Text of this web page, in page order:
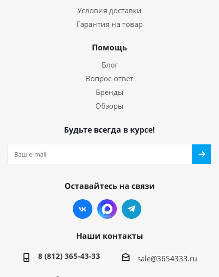
Условия доставки
Гарантия на товар
Помощь
Блог
Вопрос-ответ
Бренды
Обзоры
Будьте всегда в курсе!
Оставайтесь на связи
Наши контакты
8 (812) 365-43-33 sale@3654333.ru